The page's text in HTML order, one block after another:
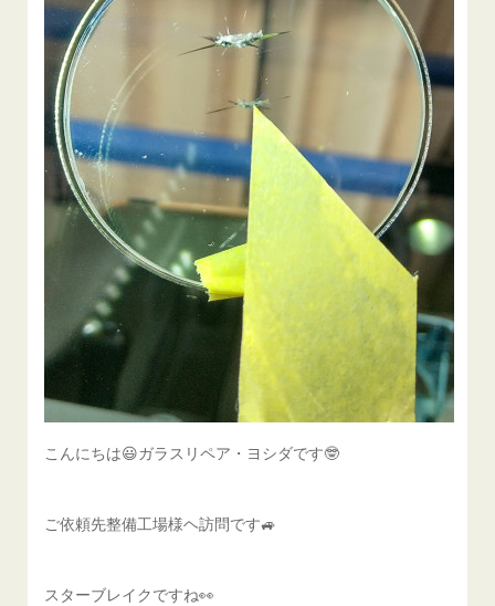
こんにちは😃ガラスリペア・ヨシダです🤓
ご依頼先整備工場様ヘ訪問です🚙
スターブレイクですね👀